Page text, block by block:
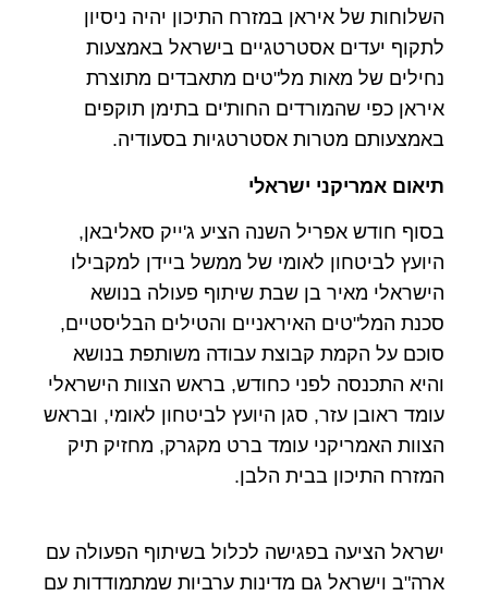
השלוחות של איראן במזרח התיכון יהיה ניסיון
לתקוף יעדים אסטרטגיים בישראל באמצעות
נחילים של מאות מל"טים מתאבדים מתוצרת
איראן כפי שהמורדים החות'ים בתימן תוקפים
באמצעותם מטרות אסטרטגיות בסעודיה.
תיאום אמריקני ישראלי
בסוף חודש אפריל השנה הציע ג'ייק סאליבאן,
היועץ לביטחון לאומי של ממשל ביידן למקבילו
הישראלי מאיר בן שבת שיתוף פעולה בנושא
סכנת המל"טים האיראניים והטילים הבליסטיים,
סוכם על הקמת קבוצת עבודה משותפת בנושא
והיא התכנסה לפני כחודש, בראש הצוות הישראלי
עומד ראובן עזר, סגן היועץ לביטחון לאומי, ובראש
הצוות האמריקני עומד ברט מקגרק, מחזיק תיק
המזרח התיכון בבית הלבן.
ישראל הציעה בפגישה לכלול בשיתוף הפעולה עם
ארה"ב וישראל גם מדינות ערביות שמתמודדות עם